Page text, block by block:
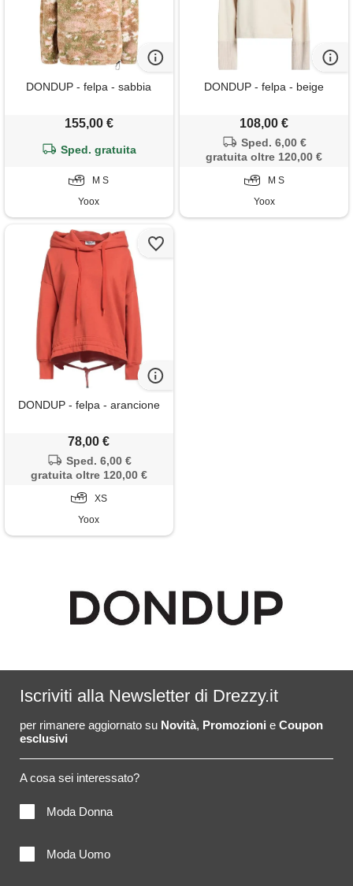
DONDUP - felpa - sabbia
155,00 €
Sped. gratuita
M S
Yoox
DONDUP - felpa - beige
108,00 €
Sped. 6,00 €
gratuita oltre 120,00 €
M S
Yoox
DONDUP - felpa - arancione
78,00 €
Sped. 6,00 €
gratuita oltre 120,00 €
XS
Yoox
Iscriviti alla Newsletter di Drezzy.it
per rimanere aggiornato su Novità, Promozioni e Coupon
esclusivi
A cosa sei interessato?
Moda Donna
Moda Uomo